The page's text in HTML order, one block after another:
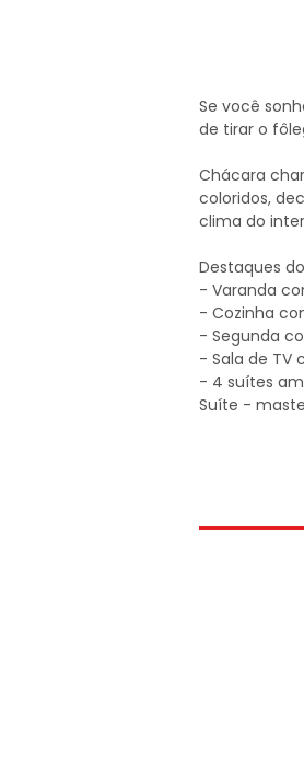
Se você
de tirar o
Chácara
coloridos,
clima do
Destaques
- Varanda
- Cozinha
- Segunda
- Sala de TV
- 4 suítes
Suíte -
- Piscina de